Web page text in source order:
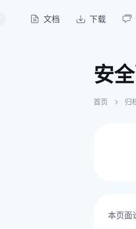
文档 下载
安
首页 归
本页面